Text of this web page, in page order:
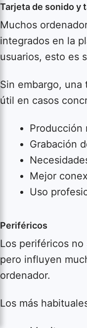
Tarjeta de sonido y
Muchos
integrados en la
usuarios, esto es
Sin embargo,
útil en casos
Producción
Grabación
Mejor
Uso
Periféricos
Los periféricos
pero influyen
ordenador.
Los más